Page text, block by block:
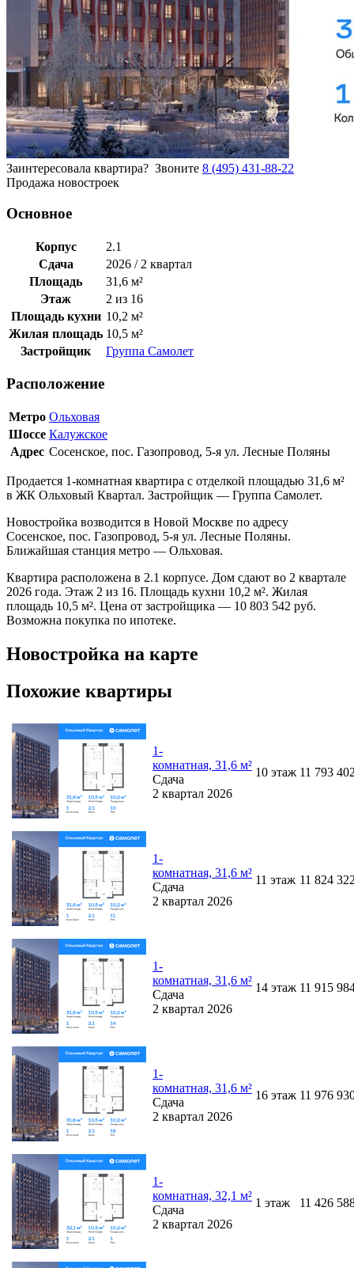
Заинтересовала квартира? Звоните 8 (495) 431-88-22
Продажа новостроек
Основное
Корпус
2.1
Сдача
2026 / 2 квартал
Площадь
31,6 м²
Этаж
2 из 16
Площадь кухни 10,2 м²
Жилая площадь 10,5 м²
Застройщик
Группа Самолет
Расположение
Метро Ольховая
Шоссе Калужское
Адрес Сосенское, пос. Газопровод, 5-я ул. Лесные Поляны
Продается 1-комнатная квартира с отделкой площадью 31,6 м²
в ЖК Ольховый Квартал. Застройщик — Группа Самолет.
Новостройка возводится в Новой Москве по адресу
Сосенское, пос. Газопровод, 5-я ул. Лесные Поляны.
Ближайшая станция метро — Ольховая.
Квартира расположена в 2.1 корпусе. Дом сдают во 2 квартале
2026 года. Этаж 2 из 16. Площадь кухни 10,2 м². Жилая
площадь 10,5 м². Цена от застройщика — 10 803 542 руб.
Возможна покупка по ипотеке.
Новостройка на карте
Похожие квартиры
1-
комнатная, 31,6 м²
Сдача
2 квартал 2026
10 этаж 11 793
1-
комнатная, 31,6 м²
Сдача
2 квартал 2026
11 этаж 11 824
1-
комнатная, 31,6 м²
Сдача
2 квартал 2026
14 этаж 11 915
1-
комнатная, 31,6 м²
Сдача
2 квартал 2026
16 этаж 11 976
1-
комнатная, 32,1 м²
Сдача
2 квартал 2026
1 этаж 11 426